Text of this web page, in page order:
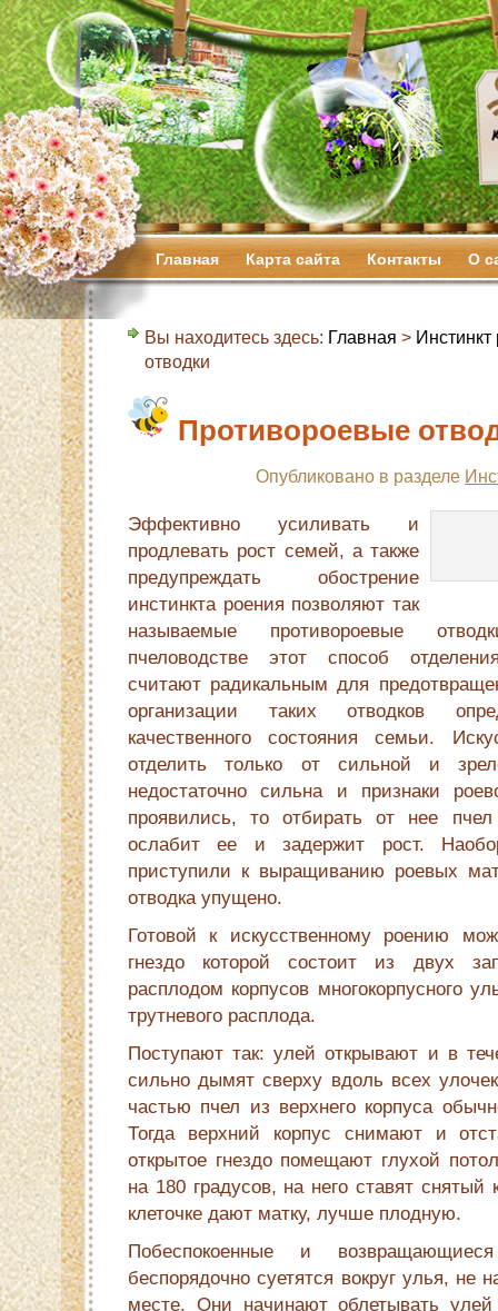
Главная Карта сайта Контакты О
Вы находитесь здесь: Главная > Инстинкт
отводки
Противороевые
Опубликовано в разделе
Эффективно усиливать и
продлевать рост семей, а также
предупреждать обострение
инстинкта роения позволяют так
называемые противорое­вые
пчеловодстве этот способ
считают радикальным для
организации таких отводков
качественного состояния семьи.
отделить только от сильной и
недостаточно сильна и признаки
проявились, то отбирать от нее
ослабит ее и задержит рост.
приступили к выращиванию роевых
отводка упущено.
Готовой к искусственному роению
гнездо которой состоит из двух
расплодом корпусов многокорпусного
трутневого расплода.
Поступают так: улей открывают и в
сильно дымят сверху вдоль всех
частью пчел из верхнего корпуса
Тогда верхний корпус снимают и
открытое гнездо помещают глухой
на 180 градусов, на него ставят
клеточке дают матку, лучше плодную.
Побеспокоенные и
беспорядочно суетятся вокруг улья, не
месте. Они начинают облетывать